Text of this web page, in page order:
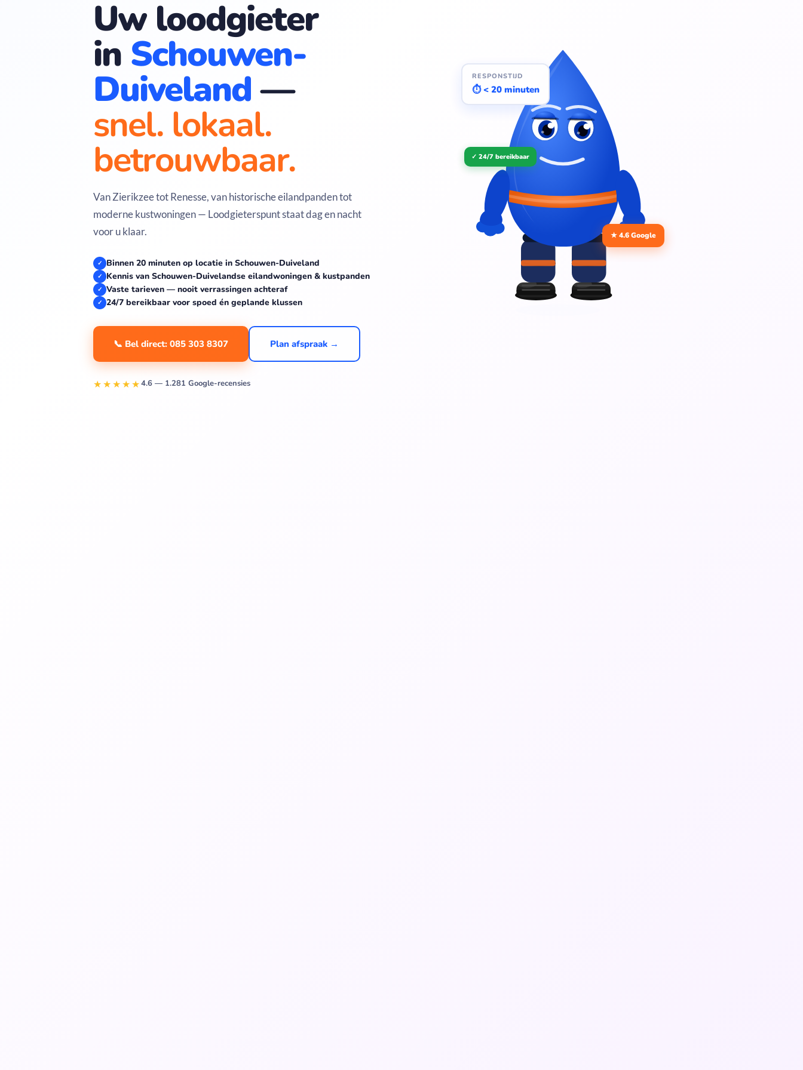
Uw loodgieter
in Schouwen-
Duiveland—
snel. lokaal.
betrouwbaar.
Van Zierikzee tot Renesse, van historische eilandpanden tot
moderne kustwoningen — Loodgieterspunt staat dag en nacht
voor u klaar.
✓ Binnen 20 minuten op locatie in Schouwen-Duiveland
✓ Kennis van Schouwen-Duivelandse eilandwoningen & kustpanden
✓ Vaste tarieven — nooit verrassingen achteraf
✓ 24/7 bereikbaar voor spoed én geplande klussen
📞 Bel direct: 085 303 8307 Plan afspraak →
★★★★★4.6 — 1.281 Google-recensies
RESPONSTIJD
⏱ < 20 minuten
★ 4.6 Google
✓ 24/7 bereikbaar